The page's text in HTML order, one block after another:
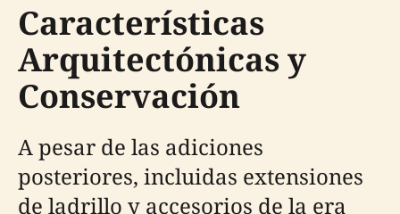
Características
Arquitectónicas y
Conservación
A pesar de las adiciones
posteriores, incluidas extensiones
de ladrillo y accesorios de la era